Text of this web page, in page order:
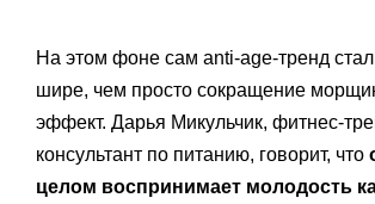
На этом фоне сам anti-age-тренд
шире, чем просто сокращение
эффект. Дарья Микульчик, фитнес-
консультант по питанию, говорит, что
целом воспринимает молодость